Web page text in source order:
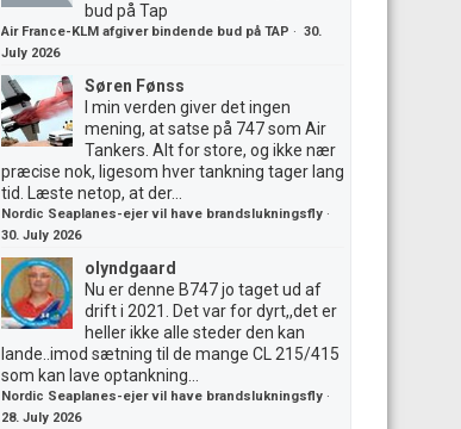
bud på Tap
Air France-KLM afgiver bindende bud på TAP · 30.
July 2026
Søren Fønss
I min verden giver det ingen
mening, at satse på 747 som Air
Tankers. Alt for store, og ikke nær
præcise nok, ligesom hver tankning tager lang
tid. Læste netop, at der...
Nordic Seaplanes-ejer vil have brandslukningsfly ·
30. July 2026
olyndgaard
Nu er denne B747 jo taget ud af
drift i 2021. Det var for dyrt,,det er
heller ikke alle steder den kan
lande..imod sætning til de mange CL 215/415
som kan lave optankning...
Nordic Seaplanes-ejer vil have brandslukningsfly ·
28. July 2026